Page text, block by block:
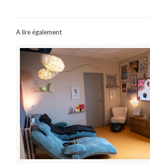
A lire également